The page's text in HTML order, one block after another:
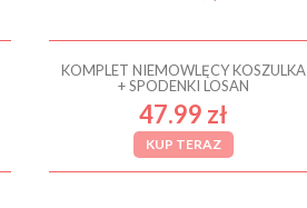
KOMPLET NIEMOWLĘCY KOSZULKA
+ SPODENKI LOSAN
47.99 zł
KUP TERAZ